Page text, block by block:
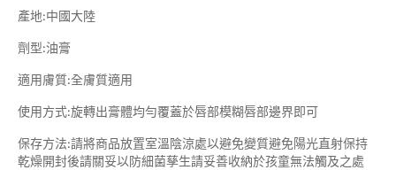
產地:中國大陸
劑型:油膏
適用膚質:全膚質適用
使用方式:旋轉出膏體均勻覆蓋於唇部模糊唇部邊界即可
保存方法:請將商品放置室溫陰涼處以避免變質避免陽光直射保持
乾燥開封後請關妥以防細菌孳生請妥善收納於孩童無法觸及之處